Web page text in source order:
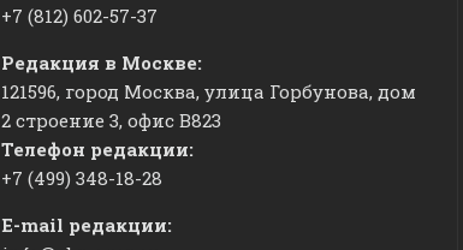
+7 (812) 602-57-37
Редакция в Москве:
121596, город Москва, улица Горбунова, дом
2 строение 3, офис ​В823
Телефон редакции:
+7 (499) 348-18-28
E-mail редакции: